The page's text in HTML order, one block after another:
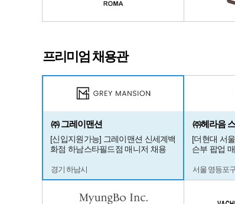
프리미엄 채용관
㈜ 그레이맨션
[신입지원가능] 그레이맨션 신세계백
화점 하남스타필드점 매니저 채용
경기 하남시
㈜헤라음
[더현대 서
슨부 팝업
서울 영등포